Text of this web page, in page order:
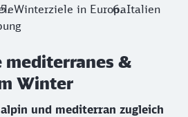
Winterziele in EuropaItalien
mediterranes &
Winter
alpin und mediterran zugleich